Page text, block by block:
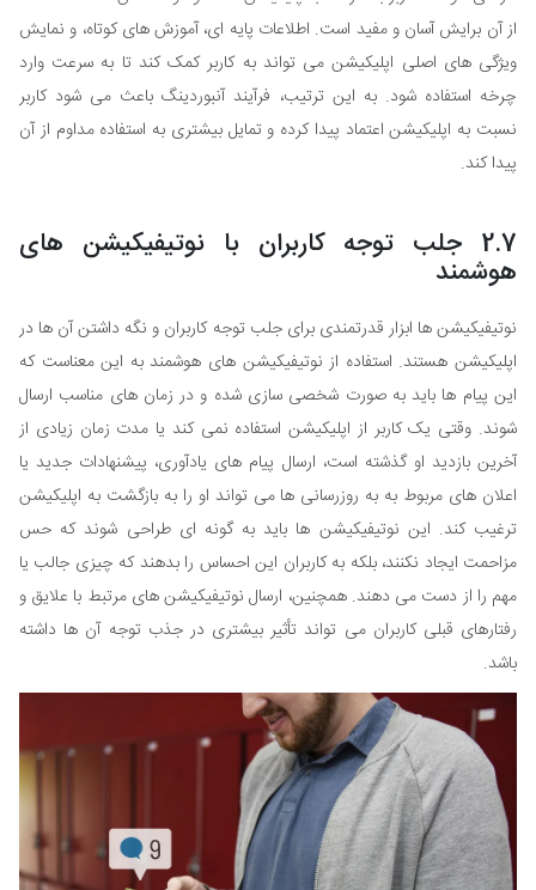
از آن برایش آسان و مفید است. اطلاعات پایه ای، آموزش های کوتاه، و نمایش
ویژگی های اصلی اپلیکیشن می تواند به کاربر کمک کند تا به سرعت وارد
چرخه استفاده شود. به این ترتیب، فرآیند آنبوردینگ باعث می شود کاربر
نسبت به اپلیکیشن اعتماد پیدا کرده و تمایل بیشتری به استفاده مداوم از آن
پیدا کند.
2.7 جلب توجه کاربران با نوتیفیکیشن های
هوشمند
نوتیفیکیشن ها ابزار قدرتمندی برای جلب توجه کاربران و نگه داشتن آن ها در
اپلیکیشن هستند. استفاده از نوتیفیکیشن های هوشمند به این معناست که
این پیام ها باید به صورت شخصی سازی شده و در زمان های مناسب ارسال
شوند. وقتی یک کاربر از اپلیکیشن استفاده نمی کند یا مدت زمان زیادی از
آخرین بازدید او گذشته است، ارسال پیام های یادآوری، پیشنهادات جدید یا
اعلان های مربوط به به روزرسانی ها می تواند او را به بازگشت به اپلیکیشن
ترغیب کند. این نوتیفیکیشن ها باید به گونه ای طراحی شوند که حس
مزاحمت ایجاد نکنند، بلکه به کاربران این احساس را بدهند که چیزی جالب یا
مهم را از دست می دهند. همچنین، ارسال نوتیفیکیشن های مرتبط با علایق و
رفتارهای قبلی کاربران می تواند تأثیر بیشتری در جذب توجه آن ها داشته
باشد.